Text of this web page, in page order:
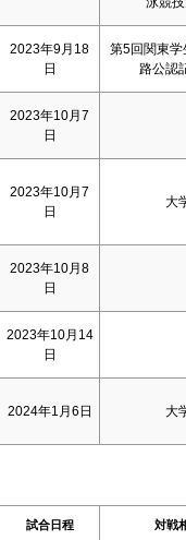
2023年9月18
日
第5回関東学
路公認
2023年10月7
日
2023年10月7
日
大
2023年10月8
日
2023年10月14
日
2024年1月6日 大
試合日程 対戦